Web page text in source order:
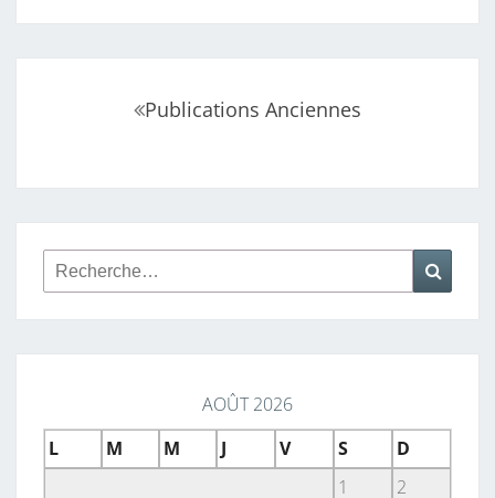
N
U
A
X
Publications Anciennes
Rechercher :
AOÛT 2026
L
M M J V S
D
1
2